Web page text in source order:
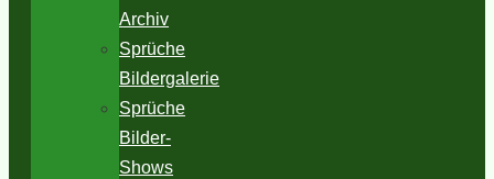
Archiv
Sprüche
Bildergalerie
Sprüche
Bilder-
Shows